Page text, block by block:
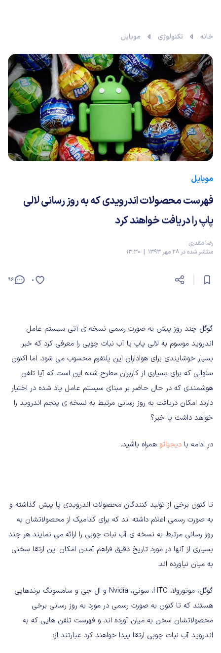
خانه تکنولوژی موبایل
موبایل
فهرست محصولات اندرویدی که به روز رسانی لالی
پاپ را دریافت خواهند کرد
رضا مقدری
منتشر شده در 28 مهر 1393 | 13:30
96 0
گوگل چند روز پیش به صورت رسمی نسخه ی آتی سیستم عامل
اندروید موسوم به لالی پاپ یا آب نبات چوبی را معرفی کرد که خبر
بسیار خوشایندی برای هواداران این پلتفرم محسوب می شود. اما اکنون
سئوالی که برای بسیاری از کاربران مطرح شده این است که آیا تلفن
هوشمندی که در حال حاضر بر مبنای سیستم عامل یاد شده در اختیار
دارند امکان دریافت به روز رسانی مرتبط به نسخه ی پنجم اندروید را
خواهد داشت یا خیر؟
در ادامه با دیجیاتو همراه باشید.
تا کنون برخی از تولید کنندگان محصولات اندرویدی پا پیش گذاشته و
به صورت رسمی اعلام داشته اند که برای کدامیک از محصولاتشان به
روز رسانی مرتبط به نسخه ی آب نبات چوبی را ارائه می نمایند هر چند
بسیاری از آنها در مورد تاریخ دقیق فراهم آمدن امکان این ارتقا سخنی
به میان نیاورده اند.
گوگل، موتورولا، HTC، سونی، Nvidia و ال جی و سامسونگ برندهایی
هستند که تا کنون به صورت رسمی در مورد به روز رسانی برخی
محصولاتشان سخن به میان آورده اند و فهرست تلفن هایی که به
اندروید آب نبات چوبی ارتقا پیدا خواهند کرد عبارتند از: